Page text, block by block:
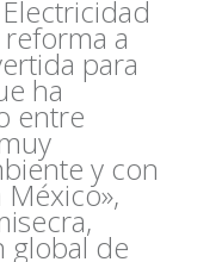
reforma a
para
ha
entre
y con
global de